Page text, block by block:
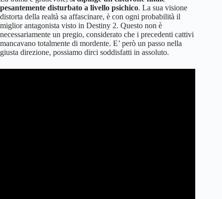
pesantemente disturbato a livello psichico. La sua visione
distorta della realtà sa affascinare, è con ogni probabilità il
miglior antagonista visto in Destiny 2. Questo non è
necessariamente un pregio, considerato che i precedenti cattivi
mancavano totalmente di mordente. E’ però un passo nella
giusta direzione, possiamo dirci soddisfatti in assoluto.